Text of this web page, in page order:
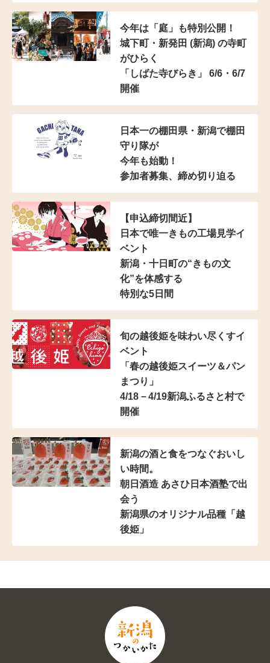
今年は「庭」も特別公開！
城下町・新発田 (新潟) の寺町
がひらく
「しばた寺びらき」 6/6・6/7
開催
日本一の棚田県・新潟で棚田
守り隊が
今年も始動！
参加者募集、締め切り迫る
【申込締切間近】
日本で唯一きもの工場見学イ
ベント
新潟・十日町の“きもの文
化”を体感する
特別な5日間
旬の越後姫を味わい尽くすイ
ベント
「春の越後姫スイーツ＆パン
まつり」
4/18－4/19新潟ふるさと村で
開催
新潟の酒と食をつなぐおいし
い時間。
朝日酒造 あさひ日本酒塾で出
会う
新潟県のオリジナル品種「越
後姫」